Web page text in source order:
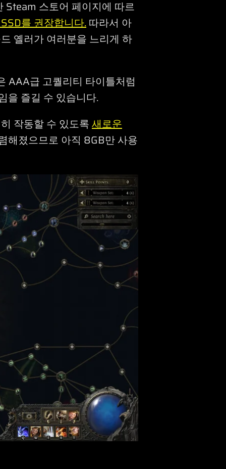
Steam 스토어 페이지에 따르
를 권장합니다.따라서 아
옐러가 여러분을 느리게 하
AAA급 고퀄리티 타이틀처럼
을 즐길 수 있습니다.
작동할 수 있도록새로운
해졌으므로 아직 8GB만 사용